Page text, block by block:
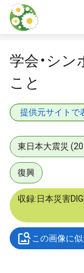
本文に飛ぶ
学会・シ
こと
提供元サイトで
東日本大震災
復興
収録:日本災害
この画像に